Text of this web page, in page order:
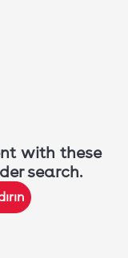
with these
search.